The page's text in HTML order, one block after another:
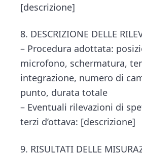
[descrizione]
8. DESCRIZIONE DELLE
– Procedura adottata:
microfono, schermatura,
integrazione, numero di
punto, durata totale
– Eventuali rilevazioni di
terzi d’ottava: [descrizione]
9. RISULTATI DELLE